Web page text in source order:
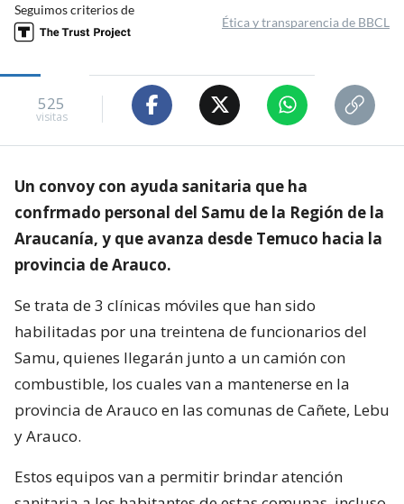
Seguimos criterios de
Ética y transparencia de BBCL
525
visitas
Un convoy con ayuda sanitaria que ha
confrmado personal del Samu de la Región de la
Araucanía, y que avanza desde Temuco hacia la
provincia de Arauco.
Se trata de 3 clínicas móviles que han sido
habilitadas por una treintena de funcionarios del
Samu, quienes llegarán junto a un camión con
combustible, los cuales van a mantenerse en la
provincia de Arauco en las comunas de Cañete, Lebu
y Arauco.
Estos equipos van a permitir brindar atención